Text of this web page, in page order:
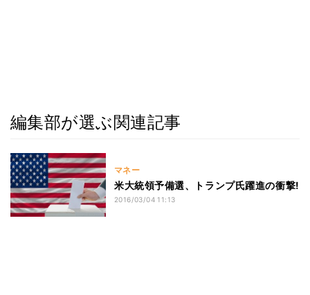
編集部が選ぶ関連記事
マネー
米大統領予備選、トランプ氏躍進の衝撃!
2016/03/04 11:13